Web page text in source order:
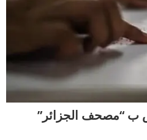
ب “مصحف الجزائر”